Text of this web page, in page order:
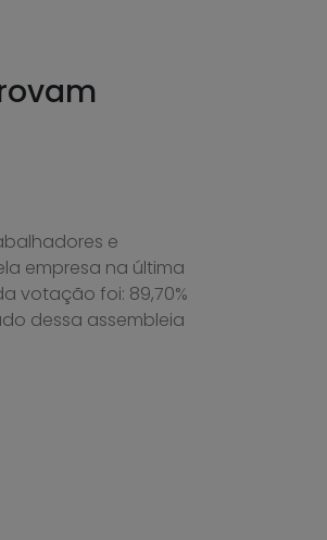
e
empresa na última
votação foi: 89,70%
dessa assembleia